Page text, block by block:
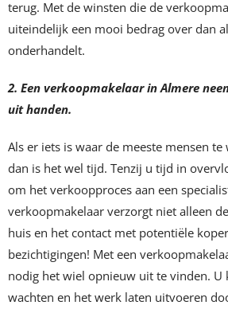
terug. Met de winsten die de
uiteindelijk een mooi bedrag over dan
onderhandelt.
2. Een verkoopmakelaar in Almere
uit handen.
Als er iets is waar de meeste mensen
dan is het wel tijd. Tenzij u tijd in
om het verkoopproces aan een
verkoopmakelaar verzorgt niet alleen
huis en het contact met potentiële
bezichtigingen! Met een
nodig het wiel opnieuw uit te vinden. U
wachten en het werk laten uitvoeren